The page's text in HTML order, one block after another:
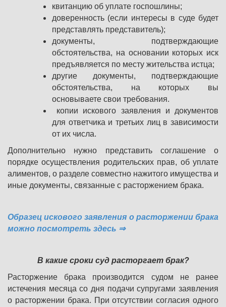
квитанцию об уплате госпошлины;
доверенность (если интересы в суде будет
представлять представитель);
документы, подтверждающие
обстоятельства, на основании которых иск
предъявляется по месту жительства истца;
другие документы, подтверждающие
обстоятельства, на которых вы
основываете свои требования.
копии искового заявления и документов
для ответчика и третьих лиц в зависимости
от их числа.
Дополнительно нужно представить соглашение о
порядке осуществления родительских прав, об уплате
алиментов, о разделе совместно нажитого имущества и
иные документы, связанные с расторжением брака.
Образец искового заявления о расторжении брака
можно посмотреть здесь ⇒
В какие сроки суд расторгает брак?
Расторжение брака производится судом не ранее
истечения месяца со дня подачи супругами заявления
о расторжении брака. При отсутствии согласия одного